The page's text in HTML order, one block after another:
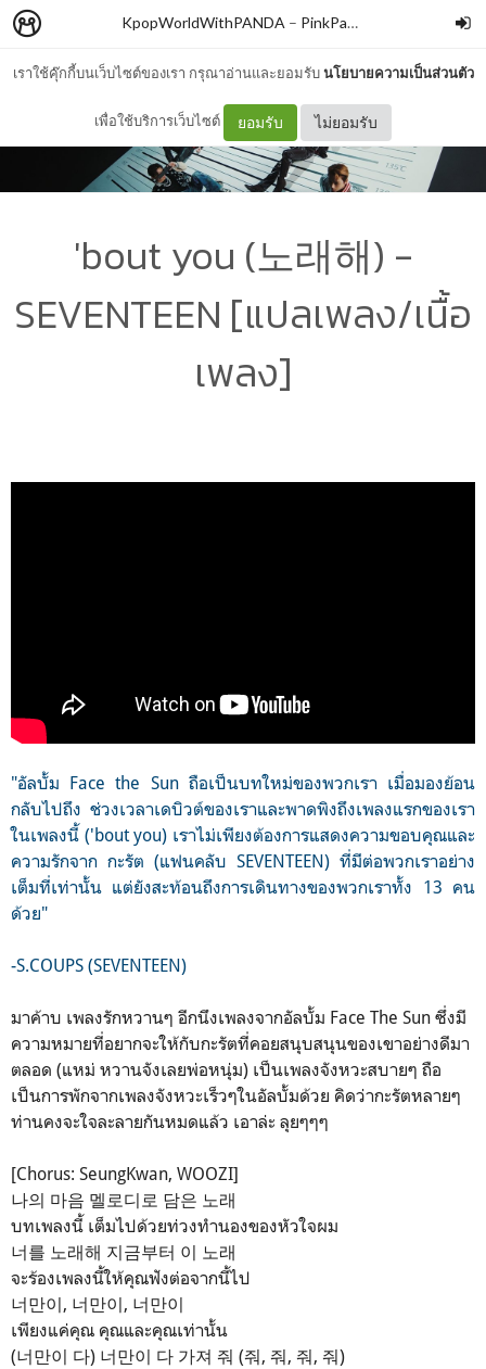
เราใช้คุ๊กกี้บนเว็บไซต์ของเรา กรุณาอ่านและยอมรับนโยบายความเป็นส่วนตัว
เพื่อใช้บริการเว็บไซต์ ยอมรับ ไม่ยอมรับ
KpopWorldWithPANDA – PinkPanda
'bout you (노래해) -
SEVENTEEN [แปลเพลง/เนื้อ
เพลง]
"อัลบั้ม Face the Sun ถือเป็นบทใหม่ของพวกเรา เมื่อมองย้อน
กลับไปถึง ช่วงเวลาเดบิวต์ของเราและพาดพิงถึงเพลงแรกของเรา
ในเพลงนี้ ('bout you) เราไม่เพียงต้องการแสดงความขอบคุณและ
ความรักจาก กะรัต (แฟนคลับ SEVENTEEN) ที่มีต่อพวกเราอย่าง
เต็มที่เท่านั้น แต่ยังสะท้อนถึงการเดินทางของพวกเราทั้ง 13 คน
ด้วย"
-S.COUPS (SEVENTEEN)
มาค้าบ เพลงรักหวานๆ อีกนึงเพลงจากอัลบั้ม Face The Sun ซึ่งมี
ความหมายที่อยากจะให้กับกะรัตที่คอยสนุบสนุนของเขาอย่างดีมา
ตลอด (แหม่ หวานจังเลยพ่อหนุ่ม) เป็นเพลงจังหวะสบายๆ ถือ
เป็นการพักจากเพลงจังหวะเร็วๆในอัลบั้มด้วย คิดว่ากะรัตหลายๆ
ท่านคงจะใจละลายกันหมดแล้ว เอาล่ะ ลุยๆๆๆ
[Chorus: SeungKwan, WOOZI]
나의 마음 멜로디로 담은 노래
บทเพลงนี้ เต็มไปด้วยท่วงทำนองของหัวใจผม
너를 노래해 지금부터 이 노래
จะร้องเพลงนี้ให้คุณฟังต่อจากนี้ไป
너만이, 너만이, 너만이
เพียงแค่คุณ คุณและคุณเท่านั้น
(너만이 다) 너만이 다 가져 줘 (줘, 줘, 줘, 줘)